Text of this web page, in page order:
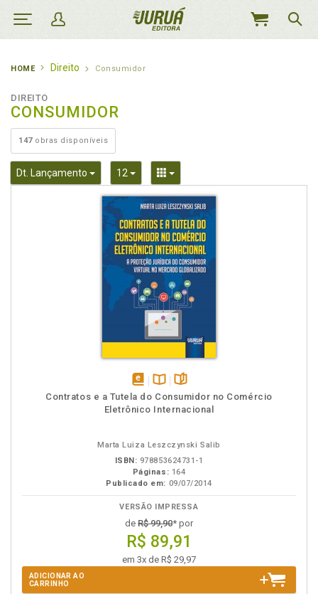
MEU
HOME Direito Consumidor
DIREITO
CONSUMIDOR
147obras disponíveis
Dt. Lançamento Toggle Dropdown
12 Toggle DropdownToggle Dropdown
disponível
em
Disponível
na
páginas
Contratos e a Tutela do Consumidor no Comércio
Eletrônico Internacional
Marta Luiza Leszczynski Salib
ISBN: 978853624731-1
Páginas: 164
Publicado em: 09/07/2014
VERSÃO IMPRESSA
de R$ 99,90* por
R$ 89,91
em 3x de R$ 29,97
ADICIONAR AO
CARRINHO